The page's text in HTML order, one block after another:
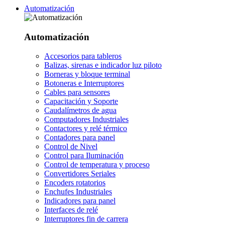
Automatización
Automatización
Accesorios para tableros
Balizas, sirenas e indicador luz piloto
Borneras y bloque terminal
Botoneras e Interruptores
Cables para sensores
Capacitación y Soporte
Caudalímetros de agua
Computadores Industriales
Contactores y relé térmico
Contadores para panel
Control de Nivel
Control para Iluminación
Control de temperatura y proceso
Convertidores Seriales
Encoders rotatorios
Enchufes Industriales
Indicadores para panel
Interfaces de relé
Interruptores fin de carrera